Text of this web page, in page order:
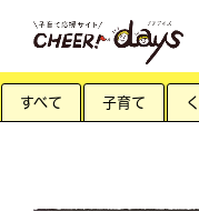
すべて 子育て